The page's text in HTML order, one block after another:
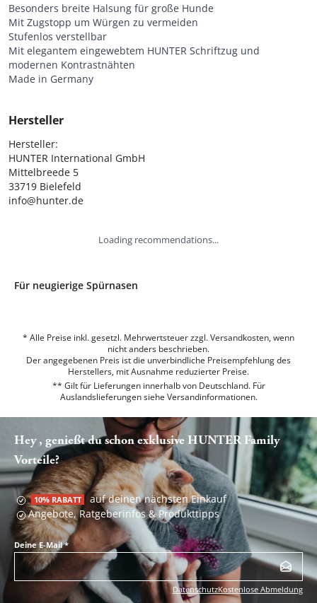
Besonders breite Halsung für große Hunde
Mit Zugstopp um Würgen zu vermeiden
Stufenlos verstellbar
Mit elegantem eingewebtem HUNTER Schriftzug und
modernen Kontrastnähten
Made in Germany
Hersteller
Hersteller:
HUNTER International GmbH
Mittelbreede 5
33719 Bielefeld
info@hunter.de
Loading recommendations...
Für neugierige Spürnasen
* Alle Preise inkl. gesetzl. Mehrwertsteuer zzgl. Versandkosten, wenn
nicht anders beschrieben.
Der angegebenen Preis ist die unverbindliche Preisempfehlung des
Herstellers, mit Ausnahme reduzierter Preise.
** Gilt für Lieferungen innerhalb von Deutschland. Für
Auslandslieferungen siehe Versandinformationen.
Hey , genießt du schon exklusive HUNTER Family
Vorteile?
10% RABATT auf deinen nächsten Einkauf
Angebote, Ratgeberinfos & Produkttipps
Deine E-Mail*
DatenschutzKostenlose Abmeldung